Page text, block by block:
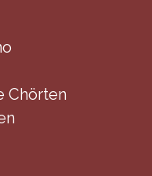
Chörten